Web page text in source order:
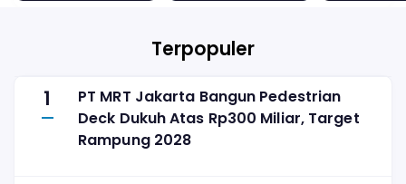
Massa untuk
Tenangkan
Rakyat
Berstatus
Terpopuler
1
PT MRT Jakarta Bangun Pedestrian
Deck Dukuh Atas Rp300 Miliar, Target
Rampung 2028